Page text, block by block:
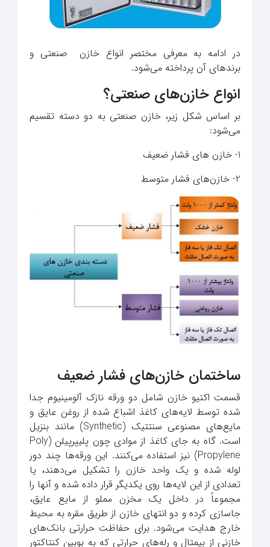
در ادامه به معرفی مختصر انواع خازن صنعتی و
برندهای آن پرداخته می‌شود.
انواع خازن‌های صنعتی؟
بر اساس شکل زیر، خازن صنعتی به دو دسته تقسیم
می‌شود:
1- خازن ‌های فشار ضعیف
2- خازن‌های فشار متوسط
ساختمان خازن‌های فشار ضعیف
قسمت اکتیو خازن شامل دو ورقه نازک آلومینیوم جدا
شده توسط لایه‌های کاغذ اشباع شده از روغن عایق و
مایع‌های مصنوعی سنتتیک (Synthetic) مانند بنزیل
است. گاه به جای کاغذ از موادی چون پلیپرپیلن (Poly
Propylene) نیز استفاده می‌کنند. این ورقه‌ها چند دور
لوله شده و یک واحد خازن را تشکیل می‌دهند، یا
تعدادی از این لایه‌ها روی یکدیگر قرار داده شده و آنها را
مجموعاً در داخل یک مخزن مملو از مایع عایق،
جاسازی کرده و دو انتهای خازن از طریق مقره به محیط
خارج هدایت می‌شود. برای حفاظت حرارتی بانک‌های
خازنی از بیمتال و رله‌های حرارتی که به بوبین کنتاکتور